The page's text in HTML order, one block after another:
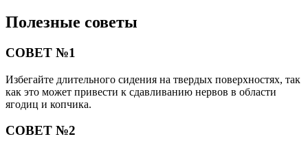
Полезные советы
СОВЕТ №1
Избегайте длительного сидения на твердых поверхностях, так
как это может привести к сдавливанию нервов в области
ягодиц и копчика.
СОВЕТ №2